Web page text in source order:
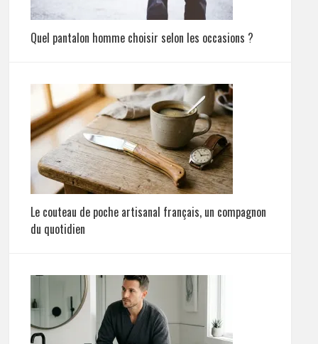
Quel pantalon homme choisir selon les occasions ?
Le couteau de poche artisanal français, un compagnon
du quotidien